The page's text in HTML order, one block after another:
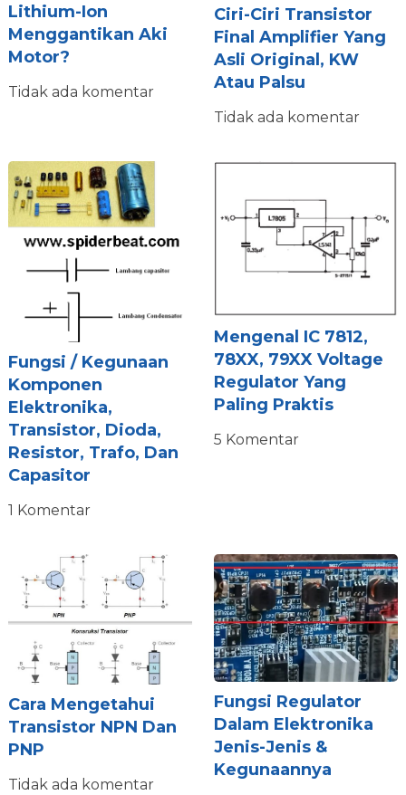
Lithium-Ion
Menggantikan Aki
Motor?
Tidak ada komentar
Ciri-Ciri Transistor
Final Amplifier Yang
Asli Original, KW
Atau Palsu
Tidak ada komentar
Fungsi / Kegunaan
Komponen
Elektronika,
Transistor, Dioda,
Resistor, Trafo, Dan
Capasitor
1 Komentar
Mengenal IC 7812,
78XX, 79XX Voltage
Regulator Yang
Paling Praktis
5 Komentar
Cara Mengetahui
Transistor NPN Dan
PNP
Tidak ada komentar
Fungsi Regulator
Dalam Elektronika
Jenis-Jenis &
Kegunaannya